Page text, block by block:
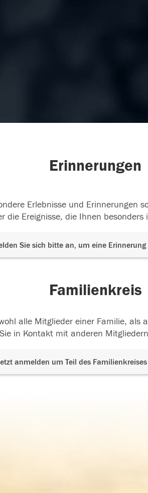
Erinnerungen
Erlebnisse und Erinnerungen
die Ereignisse, die Ihnen
Sie sich bitte an, um eine Erinnerung
Familienkreis
alle Mitglieder einer Familie, als
in Kontakt mit anderen
anmelden um Teil des